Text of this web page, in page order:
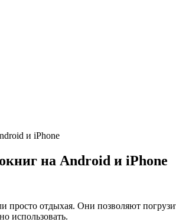
и iPhone
на Android и iPhone
отдыхая. Они позволяют
использовать.